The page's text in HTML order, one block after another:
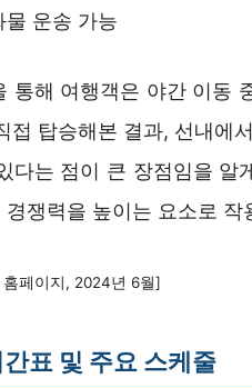
물 운송 가능
통해 여행객은 야간 이동
접 탑승해본 결과, 선내에
다는 점이 큰 장점임을 알
쟁력을 높이는 요소로 작
페이지, 2024년 6월]
표 및 주요 스케줄